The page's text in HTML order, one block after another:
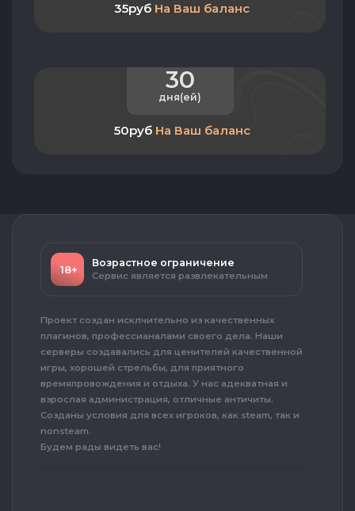
35руб На Ваш баланс
30
дня(ей)
50руб На Ваш баланс
18+
Возрастное ограничение
Сервис является развлекательным
Проект создан исклчительно из качественных
плагинов, профессианалами своего дела. Наши
серверы создавались для ценителей качественной
игры, хорошей стрельбы, для приятного
времяпровождения и отдыха. У нас адекватная и
взрослая администрация, отличные античиты.
Созданы условия для всех игроков, как steam, так и
nonsteam.
Будем рады видеть вас!